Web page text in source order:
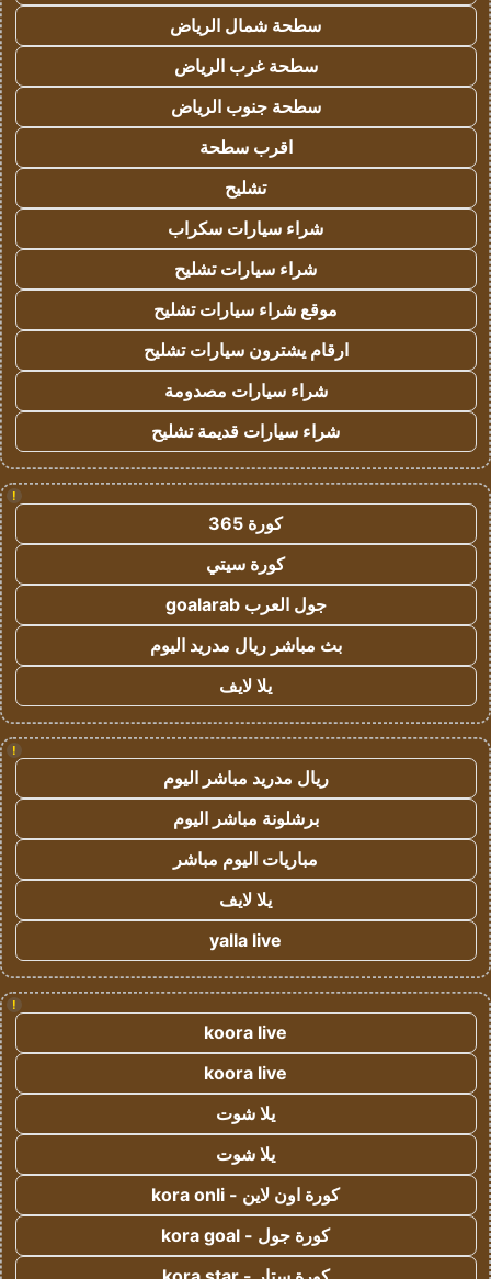
سطحة شمال الرياض
سطحة غرب الرياض
سطحة جنوب الرياض
اقرب سطحة
تشليح
شراء سيارات سكراب
شراء سيارات تشليح
موقع شراء سيارات تشليح
ارقام يشترون سيارات تشليح
شراء سيارات مصدومة
شراء سيارات قديمة تشليح
!
كورة 365
كورة سيتي
جول العرب goalarab
بث مباشر ريال مدريد اليوم
يلا لايف
!
ريال مدريد مباشر اليوم
برشلونة مباشر اليوم
مباريات اليوم مباشر
يلا لايف
yalla live
!
koora live
koora live
يلا شوت
يلا شوت
كورة اون لاين - kora onli
كورة جول - kora goal